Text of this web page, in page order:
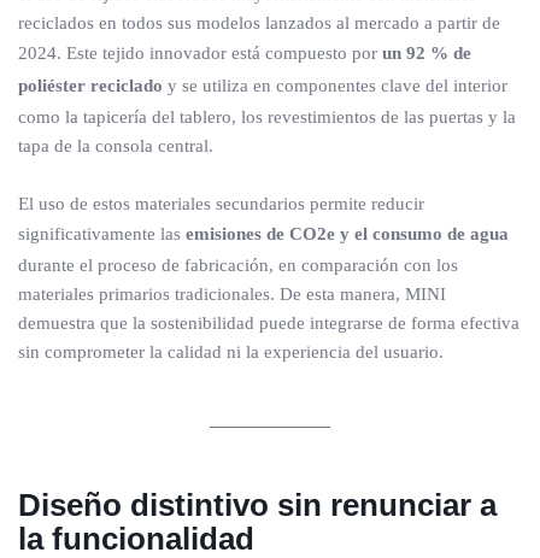
reciclados en todos sus modelos lanzados al mercado a partir de
2024. Este tejido innovador está compuesto por un 92 % de
poliéster reciclado y se utiliza en componentes clave del interior
como la tapicería del tablero, los revestimientos de las puertas y la
tapa de la consola central.
El uso de estos materiales secundarios permite reducir
significativamente las emisiones de CO2e y el consumo de agua
durante el proceso de fabricación, en comparación con los
materiales primarios tradicionales. De esta manera, MINI
demuestra que la sostenibilidad puede integrarse de forma efectiva
sin comprometer la calidad ni la experiencia del usuario.
Diseño distintivo sin renunciar a
la funcionalidad